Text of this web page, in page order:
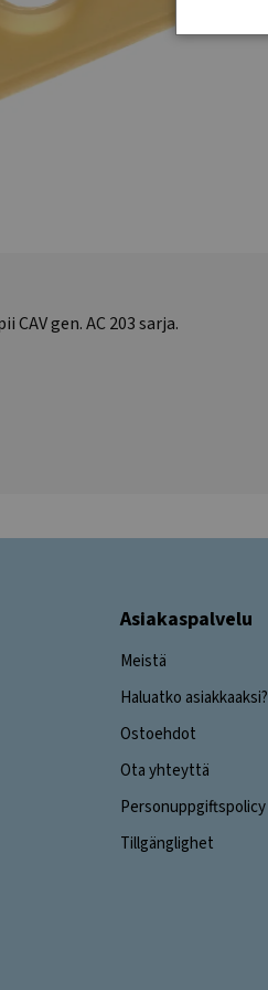
CAV gen. AC 203 sarja.
Asiakaspalvelu
Meistä
Haluatko asiakkaaksi?
Ostoehdot
Ota yhteyttä
Personuppgiftspolicy
Tillgänglighet